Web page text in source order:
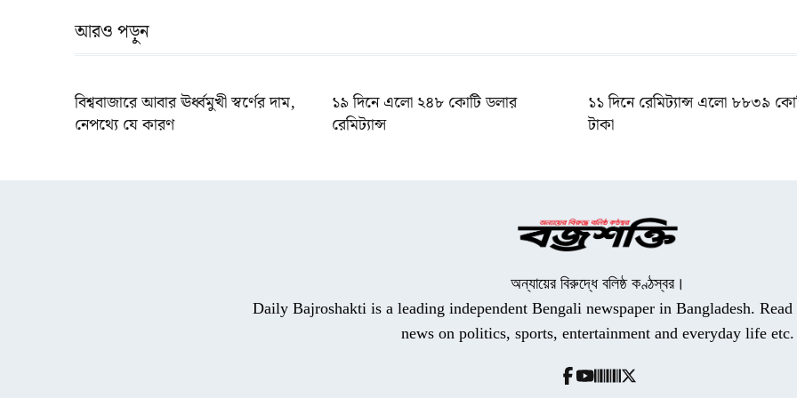
আরও পড়ুন
বিশ্ববাজারে আবার ঊর্ধ্বমুখী স্বর্ণের দাম,
নেপথ্যে যে কারণ
১৯ দিনে এলো ২৪৮ কোটি ডলার
রেমিট্যান্স
১১ দিনে রেমিট্যান্স এলো ৮৮৩৯
টাকা
অন্যায়ের বিরুদ্ধে বলিষ্ঠ কণ্ঠস্বর।
Daily Bajroshakti is a leading independent Bengali newspaper in Bangladesh.
news on politics, sports, entertainment and everyday life etc.